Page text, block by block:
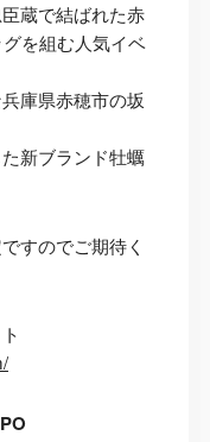
蔵で結ばれた赤
を組む人気イベ
庫県赤穂市の坂
新ブランド牡蠣
すのでご期待く